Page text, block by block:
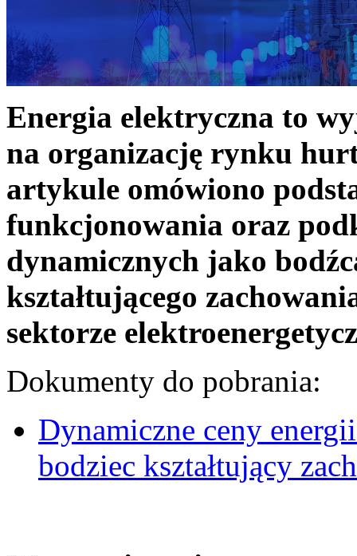
Energia elektryczna to
na organizację rynku
artykule omówiono
funkcjonowania oraz
dynamicznych jako
kształtującego
sektorze
Dokumenty do pobrania:
Dynamiczne ceny
bodziec kształtujący